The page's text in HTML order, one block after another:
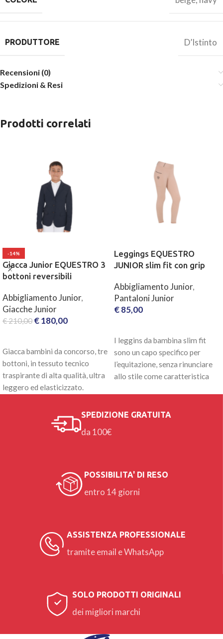
PRODUTTORE D’Istinto
Recensioni (0)
Spedizioni & Resi
Prodotti correlati
-14%
Giacca Junior EQUESTRO 3
bottoni reversibili
Abbigliamento Junior,
Giacche Junior
€210,00 €180,00
Giacca bambini da concorso, tre
bottoni, in tessuto tecnico
traspirante di alta qualità, ultra
leggero ed elasticizzato.
Leggings EQUESTRO
JUNIOR slim fit con grip
Abbigliamento Junior,
Pantaloni Junior
€85,00
I leggins da bambina slim fit
sono un capo specifico per
l’equitazione, senza rinunciare
allo stile come caratteristica
SPEDIZIONE GRATUITA
da 100€
POSSIBILITA' DI RESO
entro 14 giorni
ASSISTENZA PROFESSIONALE
tramite email e WhatsApp
SOLO PRODOTTI ORIGINALI
dei migliori marchi